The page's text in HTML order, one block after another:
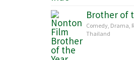
Brother of
Comedy, Drama,
Thailand